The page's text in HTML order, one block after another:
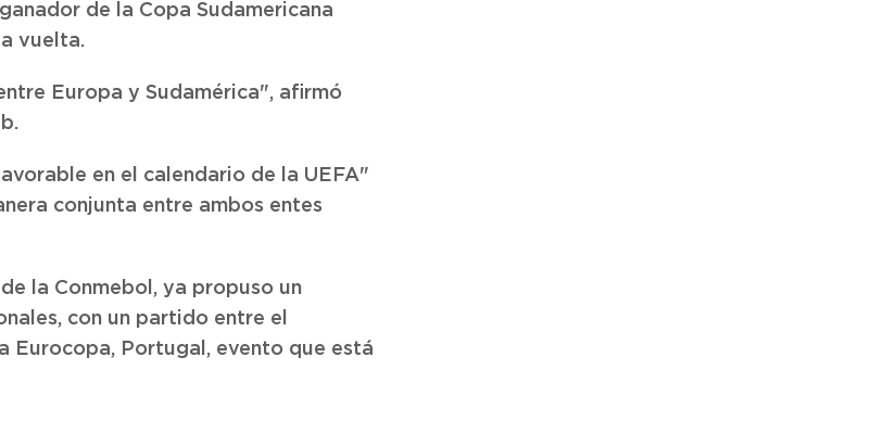
de la Copa Sudamericana
vuelta.
Europa y Sudamérica", afirmó
en el calendario de la UEFA"
conjunta entre ambos entes
la Conmebol, ya propuso un
con un partido entre el
Eurocopa, Portugal, evento que está